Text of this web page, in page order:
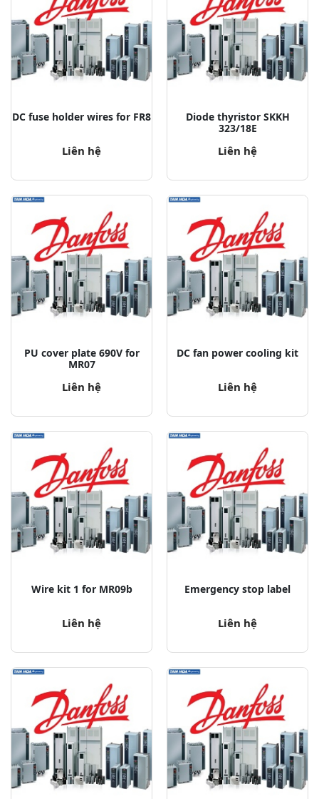
DC fuse holder wires for FR8
Liên hệ
Diode thyristor SKKH
323/18E
Liên hệ
PU cover plate 690V for
MR07
Liên hệ
DC fan power cooling kit
Liên hệ
Wire kit 1 for MR09b
Liên hệ
Emergency stop label
Liên hệ